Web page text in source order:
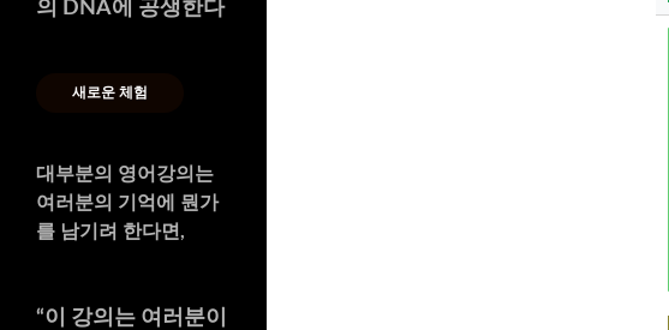
의 DNA에 공생한다
새로운 체험
대부분의 영어강의는
여러분의 기억에 뭔가
를 남기려 한다면,
“이 강의는 여러분이